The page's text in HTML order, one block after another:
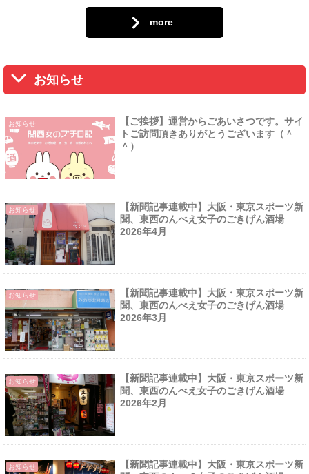
more
お知らせ
お知らせ
【ご挨拶】運営からごあいさつです。サイ
トご訪問頂きありがとうございます（＾
＾）
お知らせ
【新聞記事連載中】大阪・東京スポーツ新
聞、東西のんべえ女子のごきげん酒場
2026年4月
お知らせ
【新聞記事連載中】大阪・東京スポーツ新
聞、東西のんべえ女子のごきげん酒場
2026年3月
お知らせ
【新聞記事連載中】大阪・東京スポーツ新
聞、東西のんべえ女子のごきげん酒場
2026年2月
お知らせ
【新聞記事連載中】大阪・東京スポーツ新